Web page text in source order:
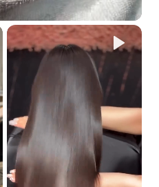
كيف تجد الشامبو
بسيط جدًا!
إذا كان شعرك تالفًا، جربي خط الماكاديميا.
إذا كان شعرك دهنيًا، جربي خط ديتوكس.
إذا كان شعرك مفرودًا كيميائيًا،
إذا كان شعرك أشقرًا أو مصبوغًا،
الصبغات البرتقالية غير المرغوب فيها.
إذا كنت بحاجة لتعزيز نمو الشعر
المثالي.
إذا كان شعرك مجعدًا، فإن خط